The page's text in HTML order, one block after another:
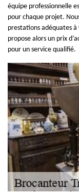
équipe professionnelle
pour chaque projet.
prestations adéquates
propose alors un prix
pour un service qualifié.